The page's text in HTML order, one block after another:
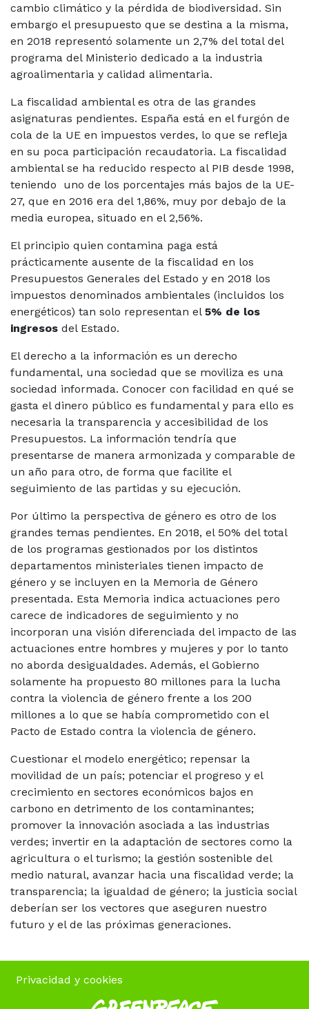
cambio climático y la pérdida de biodiversidad. Sin
embargo el presupuesto que se destina a la misma,
en 2018 representó solamente un 2,7% del total del
programa del Ministerio dedicado a la industria
agroalimentaria y calidad alimentaria.
La fiscalidad ambiental es otra de las grandes
asignaturas pendientes. España está en el furgón de
cola de la UE en impuestos verdes, lo que se refleja
en su poca participación recaudatoria. La fiscalidad
ambiental se ha reducido respecto al PIB desde 1998,
teniendo uno de los porcentajes más bajos de la UE-
27, que en 2016 era del 1,86%, muy por debajo de la
media europea, situado en el 2,56%.
El principio quien contamina paga está
prácticamente ausente de la fiscalidad en los
Presupuestos Generales del Estado y en 2018 los
impuestos denominados ambientales (incluidos los
energéticos) tan solo representan el 5% de los
ingresos del Estado.
El derecho a la información es un derecho
fundamental, una sociedad que se moviliza es una
sociedad informada. Conocer con facilidad en qué se
gasta el dinero público es fundamental y para ello es
necesaria la transparencia y accesibilidad de los
Presupuestos. La información tendría que
presentarse de manera armonizada y comparable de
un año para otro, de forma que facilite el
seguimiento de las partidas y su ejecución.
Por último la perspectiva de género es otro de los
grandes temas pendientes. En 2018, el 50% del total
de los programas gestionados por los distintos
departamentos ministeriales tienen impacto de
género y se incluyen en la Memoria de Género
presentada. Esta Memoria indica actuaciones pero
carece de indicadores de seguimiento y no
incorporan una visión diferenciada del impacto de las
actuaciones entre hombres y mujeres y por lo tanto
no aborda desigualdades. Además, el Gobierno
solamente ha propuesto 80 millones para la lucha
contra la violencia de género frente a los 200
millones a lo que se había comprometido con el
Pacto de Estado contra la violencia de género.
Cuestionar el modelo energético; repensar la
movilidad de un país; potenciar el progreso y el
crecimiento en sectores económicos bajos en
carbono en detrimento de los contaminantes;
promover la innovación asociada a las industrias
verdes; invertir en la adaptación de sectores como la
agricultura o el turismo; la gestión sostenible del
medio natural, avanzar hacia una fiscalidad verde; la
transparencia; la igualdad de género; la justicia social
deberían ser los vectores que aseguren nuestro
futuro y el de las próximas generaciones.
Privacidad y cookies